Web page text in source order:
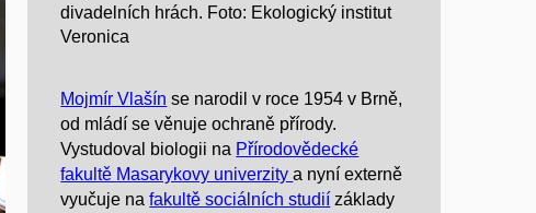
divadelních hrách. Foto: Ekologický institut
Veronica
Mojmír Vlašín se narodil v roce 1954 v Brně,
od mládí se věnuje ochraně přírody.
Vystudoval biologii na Přírodovědecké
fakultě Masarykovy univerzitya nyní externě
vyučuje nafakultě sociálních studií základy